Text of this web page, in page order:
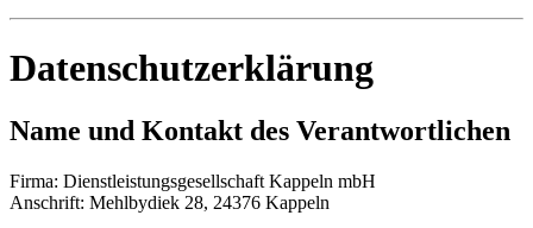
Daten­schutz­erklärung
Name und Kontakt des Verantwortlichen
Firma: Dienstleistungsgesellschaft Kappeln mbH
Anschrift: Mehlbydiek 28, 24376 Kappeln